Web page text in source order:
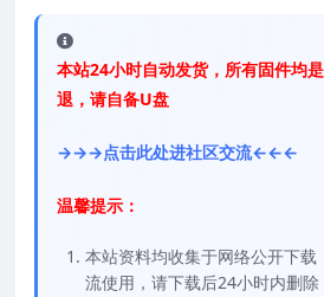
本站24小时自动发货，所有固件均
退，请自备U盘
→→→点击此处进社区交流←←←
温馨提示：
本站资料均收集于网络公开下载
流使用，请下载后24小时内删除